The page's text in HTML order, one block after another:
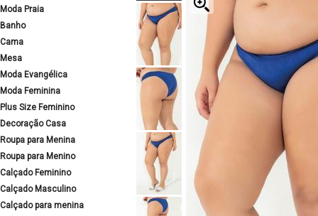
Moda Praia
Banho
Cama
Mesa
Moda Evangélica
Moda Feminina
Plus Size Feminino
Decoração Casa
Roupa para Menina
Roupa para Menino
Calçado Feminino
Calçado Masculino
Calçado para menina